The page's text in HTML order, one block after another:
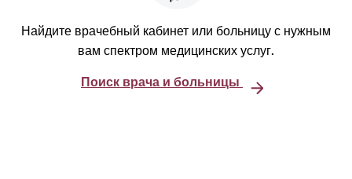
Найдите врачебный кабинет или больницу с нужным
вам спектром медицинских услуг.
Поиск врача и больницы